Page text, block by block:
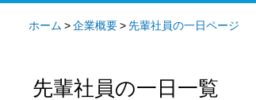
ホーム 企業概要 先輩社員の一日ページ
先輩社員の一日一覧